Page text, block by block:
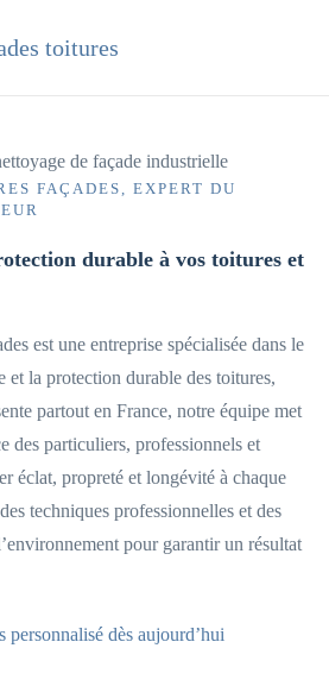
FAÇADES, EXPERT DU
durable à vos toitures et
est une entreprise spécialisée dans le
et la protection durable des toitures,
partout en France, notre équipe met
des particuliers, professionnels et
éclat, propreté et longévité à chaque
techniques professionnelles et des
pour garantir un résultat
dès aujourd’hui